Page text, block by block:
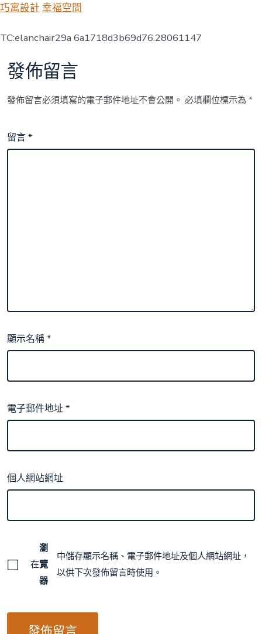
巧寓設計 幸福空間
TC:elanchair29a 6a1718d3b69d76.28061147
發佈留言
發佈留言必須填寫的電子郵件地址不會公開。 必填欄位標示為*
留言*
顯示名稱*
電子郵件地址*
個人網站網址
在
瀏
覽
器
中儲存顯示名稱、電子郵件地址及個人網站網址，
以供下次發佈留言時使用。